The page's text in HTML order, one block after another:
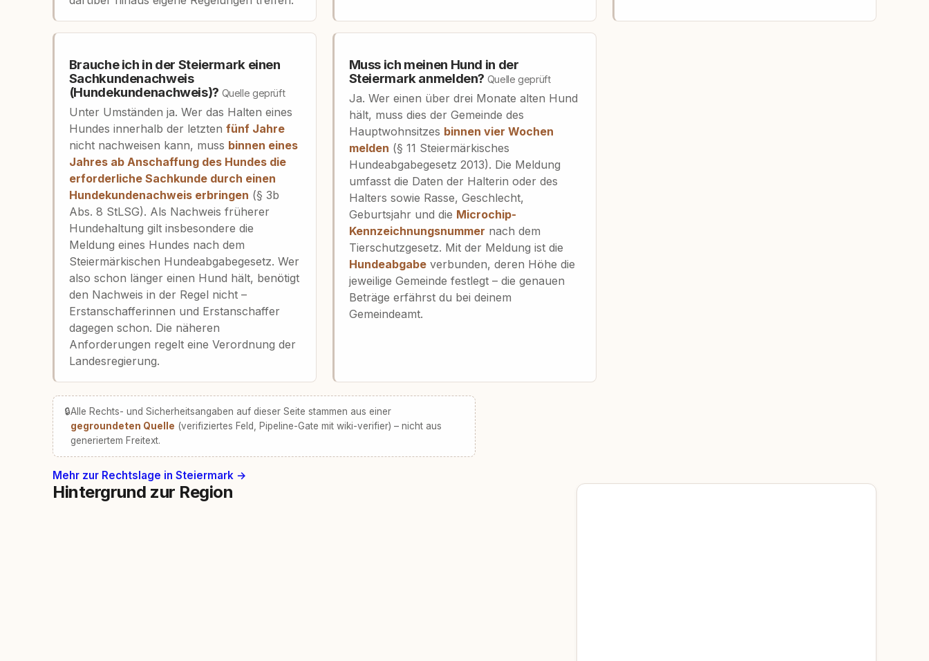
Brauche ich in der Steiermark einen
Sachkundenachweis
(Hundekundenachweis)? Quelle geprüft
Unter Umständen ja. Wer das Halten eines
Hundes innerhalb der letzten fünf Jahre
nicht nachweisen kann, muss binnen eines
Jahres ab Anschaffung des Hundes die
erforderliche Sachkunde durch einen
Hundekundenachweis erbringen (§ 3b
Abs. 8 StLSG). Als Nachweis früherer
Hundehaltung gilt insbesondere die
Meldung eines Hundes nach dem
Steiermärkischen Hundeabgabegesetz. Wer
also schon länger einen Hund hält, benötigt
den Nachweis in der Regel nicht –
Erstanschafferinnen und Erstanschaffer
dagegen schon. Die näheren
Anforderungen regelt eine Verordnung der
Landesregierung.
Muss ich meinen Hund in der
Steiermark anmelden? Quelle geprüft
Ja. Wer einen über drei Monate alten Hund
hält, muss dies der Gemeinde des
Hauptwohnsitzes binnen vier Wochen
melden (§ 11 Steiermärkisches
Hundeabgabegesetz 2013). Die Meldung
umfasst die Daten der Halterin oder des
Halters sowie Rasse, Geschlecht,
Geburtsjahr und die Microchip-
Kennzeichnungsnummer nach dem
Tierschutzgesetz. Mit der Meldung ist die
Hundeabgabeverbunden, deren Höhe die
jeweilige Gemeinde festlegt – die genauen
Beträge erfährst du bei deinem
Gemeindeamt.
🔒Alle Rechts- und Sicherheitsangaben auf dieser Seite stammen aus einer
gegroundeten Quelle (verifiziertes Feld, Pipeline-Gate mit wiki-verifier) – nicht aus
generiertem Freitext.
Mehr zur Rechtslage in Steiermark →
Hintergrund zur Region